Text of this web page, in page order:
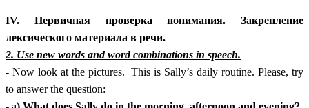
IV. Первичная проверка понимания. Закрепление
лексического материала в речи.
2. Use new words and word combinations in speech.
- Now look at the pictures. This is Sally’s daily routine. Please, try
to answer the question: